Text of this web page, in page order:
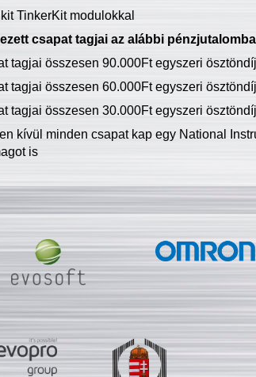
TinkerKit modulokkal
csapat tagjai az alábbi
tagjai összesen 90.000Ft egyszeri
tagjai összesen 60.000Ft egyszeri
tagjai összesen 30.000Ft egyszeri
kívül minden csapat kap egy National
is